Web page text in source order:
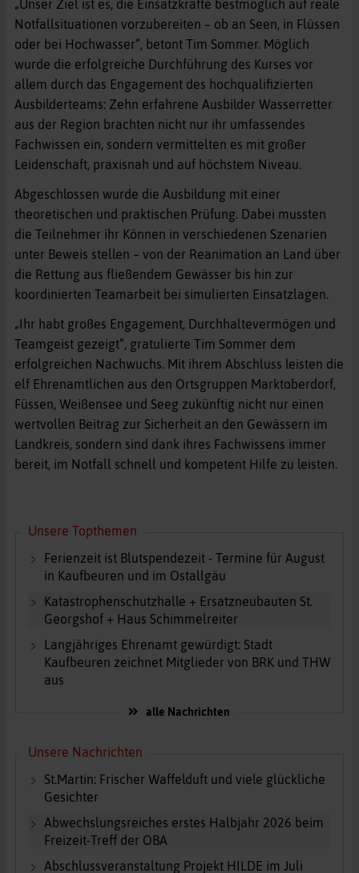
„Unser Ziel ist es, die Einsatzkräfte bestmöglich auf reale
Notfallsituationen vorzubereiten – ob an Seen, in Flüssen
oder bei Hochwasser“, betont Tim Sommer. Möglich
wurde die erfolgreiche Durchführung des Kurses vor
allem durch das Engagement des hochqualifizierten
Ausbilderteams: Zehn erfahrene Ausbilder Wasserretter
aus der Region brachten nicht nur ihr umfassendes
Fachwissen ein, sondern vermittelten es mit großer
Leidenschaft, praxisnah und auf höchstem Niveau.
Abgeschlossen wurde die Ausbildung mit einer
theoretischen und praktischen Prüfung. Dabei mussten
die Teilnehmer ihr Können in verschiedenen Szenarien
unter Beweis stellen – von der Reanimation an Land über
die Rettung aus fließendem Gewässer bis hin zur
koordinierten Teamarbeit bei simulierten Einsatzlagen.
„Ihr habt großes Engagement, Durchhaltevermögen und
Teamgeist gezeigt“, gratulierte Tim Sommer dem
erfolgreichen Nachwuchs. Mit ihrem Abschluss leisten die
elf Ehrenamtlichen aus den Ortsgruppen Marktoberdorf,
Füssen, Weißensee und Seeg zukünftig nicht nur einen
wertvollen Beitrag zur Sicherheit an den Gewässern im
Landkreis, sondern sind dank ihres Fachwissens immer
bereit, im Notfall schnell und kompetent Hilfe zu leisten.
Unsere Topthemen
Ferienzeit ist Blutspendezeit - Termine für August
in Kaufbeuren und im Ostallgäu
Katastrophenschutzhalle + Ersatzneubauten St.
Georgshof + Haus Schimmelreiter
Langjähriges Ehrenamt gewürdigt: Stadt
Kaufbeuren zeichnet Mitglieder von BRK und THW
aus
alle Nachrichten
Unsere Nachrichten
St.Martin: Frischer Waffelduft und viele glückliche
Gesichter
Abwechslungsreiches erstes Halbjahr 2026 beim
Freizeit-Treff der OBA
Abschlussveranstaltung Projekt HILDE im Juli